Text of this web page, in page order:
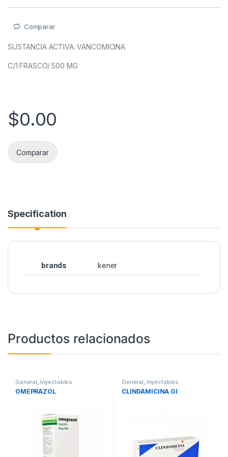
Comparar
SUSTANCIA ACTIVA: VANCOMICINA
C/1 FRASCO/ 500 MG
$0.00
Comparar
Specification
brands kener
Productos relacionados
General, Inyectables
OMEPRAZOL
General, Inyectables
CLINDAMICINA GI